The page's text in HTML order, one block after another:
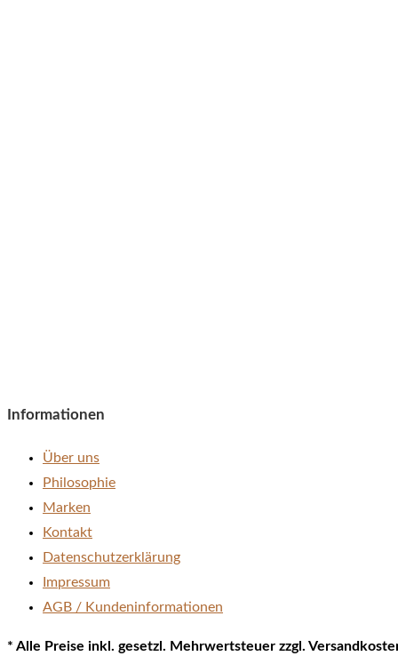
Informationen
Über uns
Philosophie
Marken
Kontakt
Datenschutzerklärung
Impressum
AGB / Kundeninformationen
* Alle Preise inkl. gesetzl. Mehrwertsteuer zzgl.